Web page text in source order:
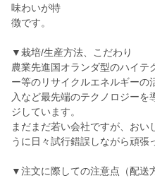
味わいが特
徴です。
▼栽培/生産方法、こだわり
農業先進国オランダ型のハイテ
ー等のリサイクルエネルギーの
入など最先端のテクノロジー
ジしています。
まだまだ若い会社ですが、おい
うに日々試行錯誤しながら頑張
▼注文に際しての注意点（配送